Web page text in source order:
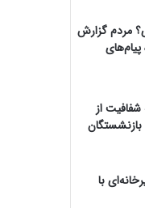
مردم گزارش
پیام‌های
شفافیت از
بازنشستگان
با